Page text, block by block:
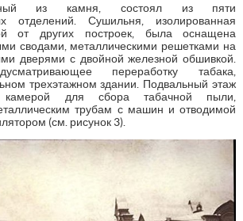
из камня, состоял из пяти
отделений. Сушильня, изолированная
от других построек, была оснащена
сводами, металлическими решетками на
дверями с двойной железной обшивкой.
переработку табака,
трехэтажном здании. Подвальный этаж
для сбора табачной пыли,
трубам с машин и отводимой
(см. рисунок 3).